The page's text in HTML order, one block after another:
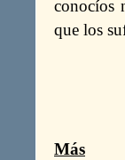
conocíos
que los
Más